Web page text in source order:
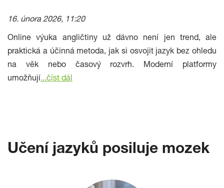
16. února 2026, 11:20
Online výuka angličtiny už dávno není jen trend, ale
praktická a účinná metoda, jak si osvojit jazyk bez ohledu
na věk nebo časový rozvrh. Moderní platformy
umožňují...číst dál
Učení jazyků posiluje mozek